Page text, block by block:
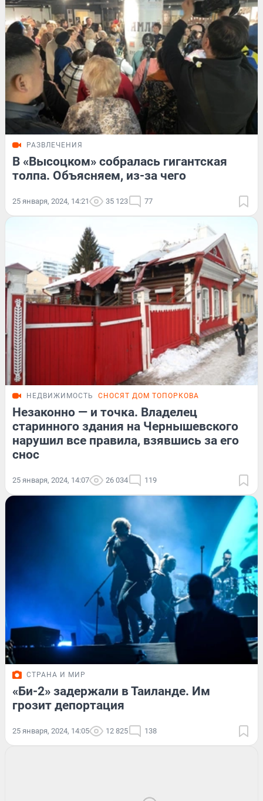
РАЗВЛЕЧЕНИЯ
В «Высоцком» собралась гигантская
толпа. Объясняем, из-за чего
25 января, 2024, 14:21 35 123 77
НЕДВИЖИМОСТЬ СНОСЯТ ДОМ ТОПОРКОВА
Незаконно — и точка. Владелец
старинного здания на Чернышевского
нарушил все правила, взявшись за его
снос
25 января, 2024, 14:07 26 034 119
СТРАНА И МИР
«Би-2» задержали в Таиланде. Им
грозит депортация
25 января, 2024, 14:05 12 825 138